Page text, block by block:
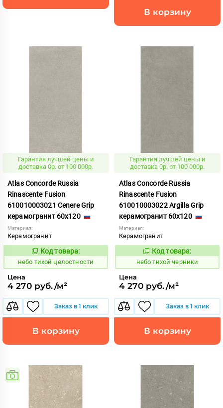
В корзину
Гарантия лучшей цены и
доставка 0р. от 100 000р.
Atlas Concorde Russia
Rinascente Fusion
610010003021 Cenere Grip
керамогранит 60x120
Материал:
Керамогранит
1122118
Код товара:
небо тихой целостности
Цена
4 270 руб./м²
Заказ в 1 клик
В корзину
Гарантия лучшей цены и
доставка 0р. от 100 000р.
Atlas Concorde Russia
Rinascente Fusion
610010003022 Argilla Grip
керамогранит 60x120
Материал:
Керамогранит
1122119
Код товара:
небо тихой черники
Цена
4 270 руб./м²
Заказ в 1 клик
В корзину